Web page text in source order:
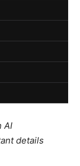
AI
details